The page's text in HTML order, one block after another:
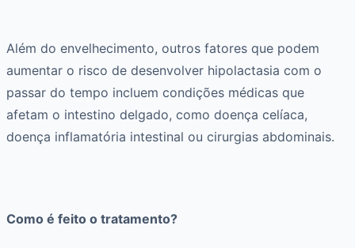
Além do envelhecimento, outros fatores que podem
aumentar o risco de desenvolver hipolactasia com o
passar do tempo incluem condições médicas que
afetam o intestino delgado, como doença celíaca,
doença inflamatória intestinal ou cirurgias abdominais.
Como é feito o tratamento?